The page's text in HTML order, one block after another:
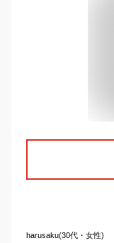
harusaku(30代・女性)